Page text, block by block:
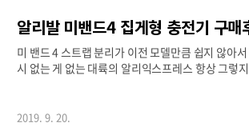
알리발 미밴드4 집게형 충전기 구매
미 밴드 4 스트랩 분리가 이전 모델만큼 쉽지 않아
시 없는 게 없는 대륙의 알리익스프레스 항상 그렇
속도는 40% 충전에 PC USB 포트로 충전했는데
2019. 9. 20.